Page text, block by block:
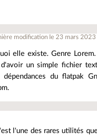
modification le 23 mars 2023
elle existe. Genre
un simple fichier
du flatpak
l'une des rares utilités